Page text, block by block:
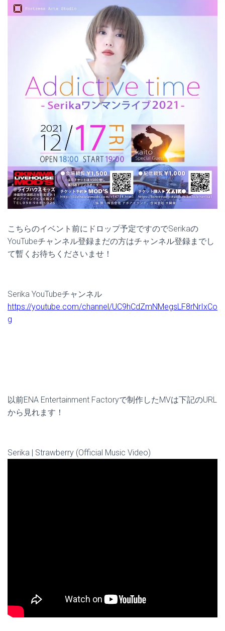
こちらのイベント前にドロップ予定ですのでSerikaの
YouTubeチャンネル登録まだの方はチャンネル登録までし
て暫くお待ちくださいませ！
Serika YouTubeチャンネル
https://youtube.com/channel/UC9hCdZmNMegsLF8rNrIxCo
g
以前ENA Entertainment Factoryで制作したMVは下記のURL
から見れます！
Serika | Strawberry (Official Music Video)